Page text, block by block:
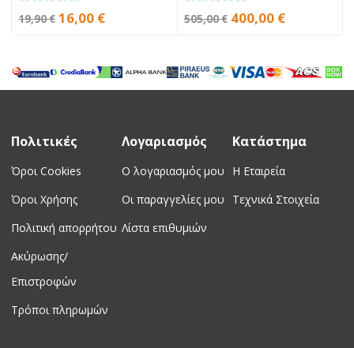
19,90€ Original
19,90 €.
16,00 €Current
16,00 €.
505,00€ Original
505,00 €.
400,00 €Current
400,00 €.
Πολιτικές
Όροι Cookies
Όροι Χρήσης
Πολιτική απορρήτου
Ακύρωσης/
Επιστροφών
Τρόποι πληρωμών
Λογαριασμός
Ο λογαριασμός μου
Οι παραγγελίες μου
Λίστα επιθυμιών
Κατάστημα
Η Εταιρεία
Τεχνικά Στοιχεία